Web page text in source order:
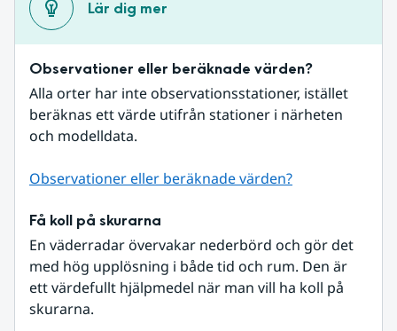
Lär dig mer
Observationer eller beräknade värden?
Alla orter har inte observationsstationer, istället
beräknas ett värde utifrån stationer i närheten
och modelldata.
Observationer eller beräknade värden?
Få koll på skurarna
En väderradar övervakar nederbörd och gör det
med hög upplösning i både tid och rum. Den är
ett värdefullt hjälpmedel när man vill ha koll på
skurarna.